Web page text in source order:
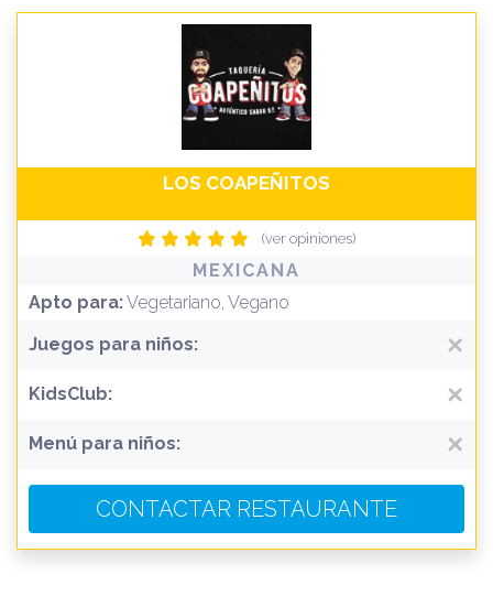
LOS COAPEÑITOS
(ver opiniones)
MEXICANA
Apto para:Vegetariano, Vegano
Juegos para niños:
KidsClub:
Menú para niños:
CONTACTAR RESTAURANTE